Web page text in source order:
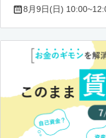
8月9日(日)